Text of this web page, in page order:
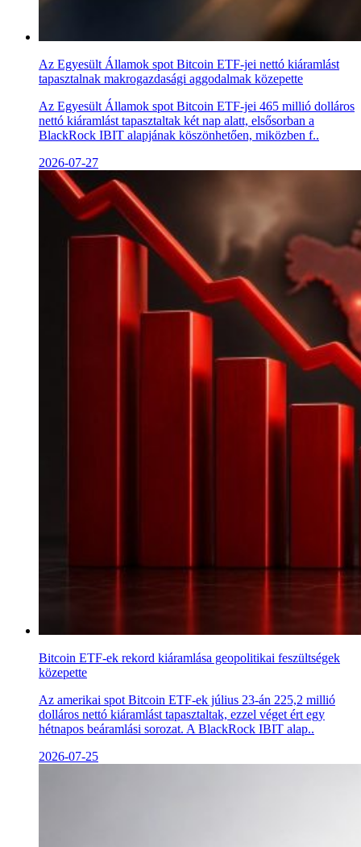
Az Egyesült Államok spot Bitcoin ETF-jei nettó kiáramlást
tapasztalnak makrogazdasági aggodalmak közepette
Az Egyesült Államok spot Bitcoin ETF-jei 465 millió dolláros
nettó kiáramlást tapasztaltak két nap alatt, elsősorban a
BlackRock IBIT alapjának köszönhetően, miközben f..
2026-07-27
Bitcoin ETF-ek rekord kiáramlása geopolitikai feszültségek
közepette
Az amerikai spot Bitcoin ETF-ek július 23-án 225,2 millió
dolláros nettó kiáramlást tapasztaltak, ezzel véget ért egy
hétnapos beáramlási sorozat. A BlackRock IBIT alap..
2026-07-25